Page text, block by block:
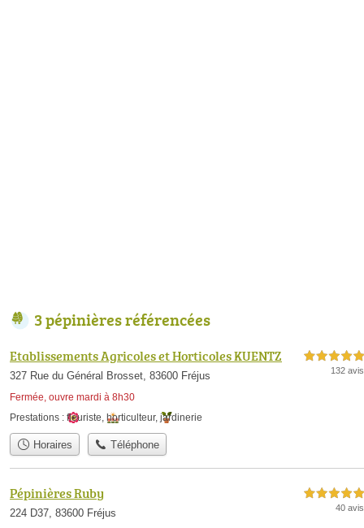
3 pépinières référencées
Etablissements Agricoles et Horticoles KUENTZ
327 Rue du Général Brosset, 83600 Fréjus
Fermée, ouvre mardi à 8h30
5,0 étoiles sur 5
132 avis
Prestations : fleuriste, horticulteur, jardinerie
Horaires Téléphone
Pépinières Ruby
224 D37, 83600 Fréjus
5,0 étoiles sur 5
40 avis